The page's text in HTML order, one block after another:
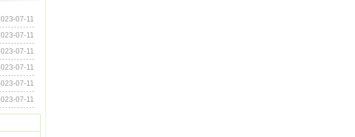
07-11
07-11
07-11
07-11
07-11
07-11